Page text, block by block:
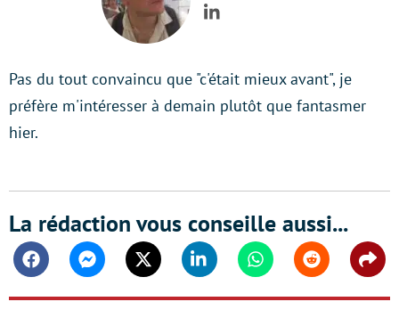
LinkedIn
Pas du tout convaincu que "c'était mieux avant", je
préfère m'intéresser à demain plutôt que fantasmer
hier.
La rédaction vous conseille aussi...
FacebookMessengerTwitter Linkedin WhatsappReddit